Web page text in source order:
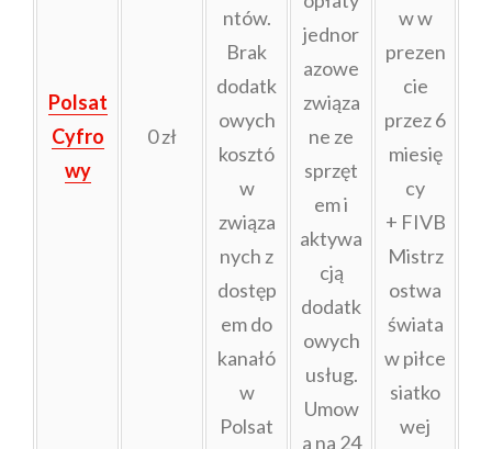
Polsat
Cyfro
wy
0 zł
ntów.
Brak
dodatk
owych
kosztó
w
związa
nych z
dostęp
em do
kanałó
w
Polsat
jednor
azowe
związa
ne ze
sprzęt
em i
aktywa
cją
dodatk
owych
usług.
Umow
a na 24
w w
prezen
cie
przez 6
miesię
cy
+ FIVB
Mistrz
ostwa
świata
w piłce
siatko
wej